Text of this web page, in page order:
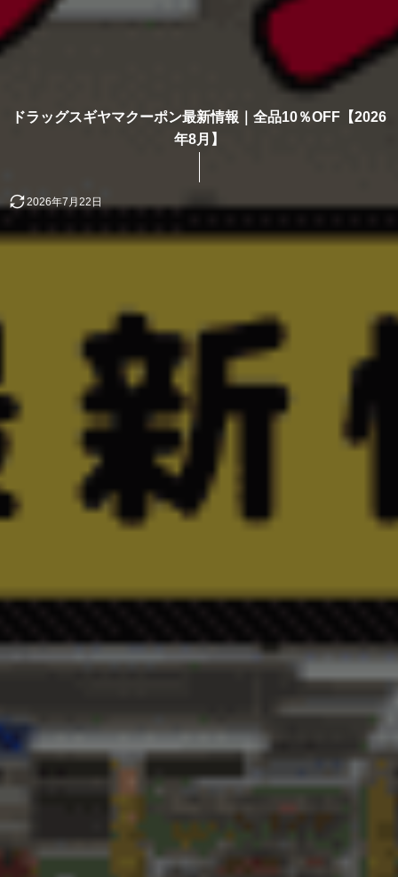
ドラッグスギヤマクーポン最新情報｜全品10％OFF【2026
年8月】
2026年7月22日